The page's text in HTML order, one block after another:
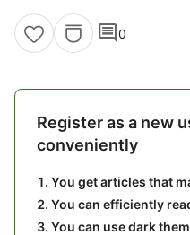
comment0
Register as a new
conveniently
You get articles that
You can efficiently
You can use dark